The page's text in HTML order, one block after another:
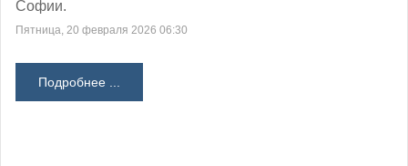
Софии.
Пятница, 20 февраля 2026 06:30
Подробнее ...